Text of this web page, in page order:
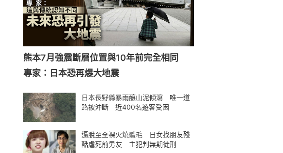
熊本7月強震斷層位置與10年前完全相同
專家：日本恐再爆大地震
日本長野縣暴雨釀山泥傾瀉 唯一道
路被沖斷 近400名遊客受困
逼脫至全裸火燒體毛 日女找朋友殘
酷虐死前男友 主犯判無期徒刑